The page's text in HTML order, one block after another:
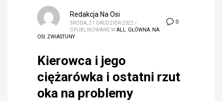
0
Redakcja Na Osi
ŚRODA, 21 GRUDZIEŃ 2022 /
OPUBLIKOWANE WALL GŁÓWNA NA
OSI
ZWIASTUNY
Kierowca i jego
ciężarówka i ostatni rzut
oka na problemy